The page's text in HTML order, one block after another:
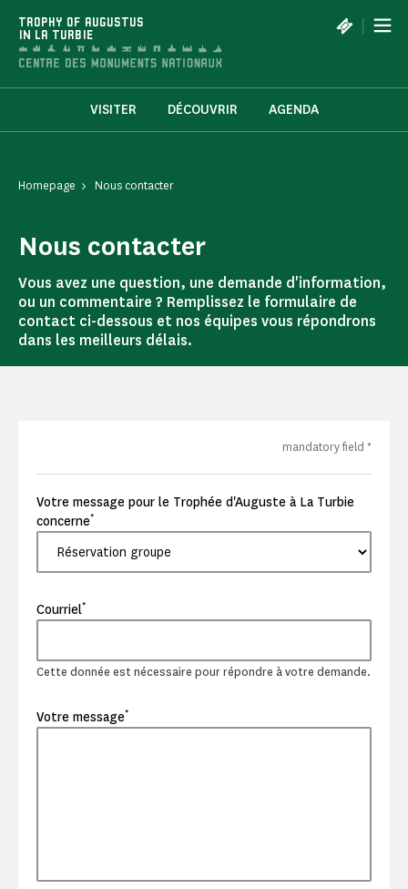
TROPHY OF AUGUSTUS
IN LA TURBIE
|
VISITER DÉCOUVRIR AGENDA
Homepage Nous contacter
Nous contacter
Vous avez une question, une demande d'information,
ou un commentaire ? Remplissez le formulaire de
contact ci-dessous et nos équipes vous répondrons
dans les meilleurs délais.
mandatory field *
Votre message pour le Trophée d'Auguste à La Turbie
concerne*
Courriel*
Cette donnée est nécessaire pour répondre à votre demande.
Votre message*